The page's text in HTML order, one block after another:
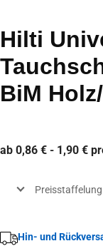
Hilti
BiM
ab 0,86 € - 1,90 €
Hin- und